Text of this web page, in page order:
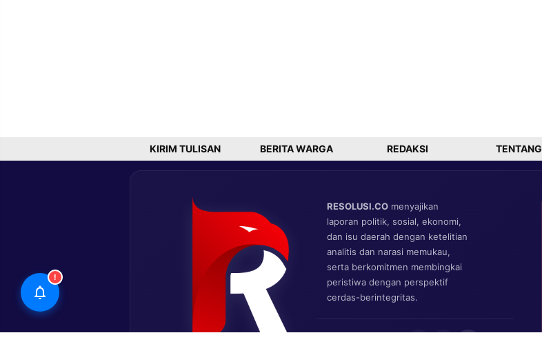
KIRIM TULISAN BERITA WARGA REDAKSI TENTANG
RESOLUSI.CO menyajikan
laporan politik, sosial, ekonomi,
dan isu daerah dengan ketelitian
analitis dan narasi memukau,
serta berkomitmen membingkai
peristiwa dengan perspektif
cerdas-berintegritas.
!